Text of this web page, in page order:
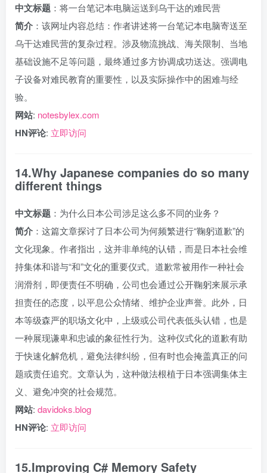
中文标题 ：将一台笔记本电脑运送到乌干达的难民营
简介 ：该网址内容总结：作者讲述将一台笔记本电脑寄送至
乌干达难民营的复杂过程。涉及物流挑战、海关限制、当地
基础设施不足等问题，最终通过多方协调成功送达。强调电
子设备对难民教育的重要性，以及实际操作中的困难与经
验。
网站: notesbylex.com
HN评论: 立即访问
14.Why Japanese companies do so many
different things
中文标题 ：为什么日本公司涉足这么多不同的业务？
简介 ：这篇文章探讨了日本公司为何频繁进行“鞠躬道歉”的
文化现象。作者指出，这并非单纯的认错，而是日本社会维
持集体和谐与“和”文化的重要仪式。道歉常被用作一种社会
润滑剂，即便责任不明确，公司也会通过公开鞠躬来展示承
担责任的态度，以平息公众情绪、维护企业声誉。此外，日
本等级森严的职场文化中，上级或公司代表低头认错，也是
一种展现谦卑和忠诚的象征性行为。这种仪式化的道歉有助
于快速化解危机，避免法律纠纷，但有时也会掩盖真正的问
题或责任追究。文章认为，这种做法根植于日本强调集体主
义、避免冲突的社会规范。
网站: davidoks.blog
HN评论: 立即访问
15.Improving C# Memory Safety